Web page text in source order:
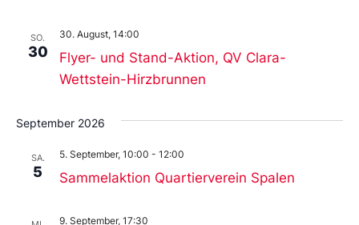
SO.
30
Flyer- und Stand-Aktion, QV Clara-
Wettstein-Hirzbrunnen
30. August, 14:00
September 2026
SA.
5 Sammelaktion Quartierverein Spalen
5. September, 10:00 - 12:00
9. September, 17:30